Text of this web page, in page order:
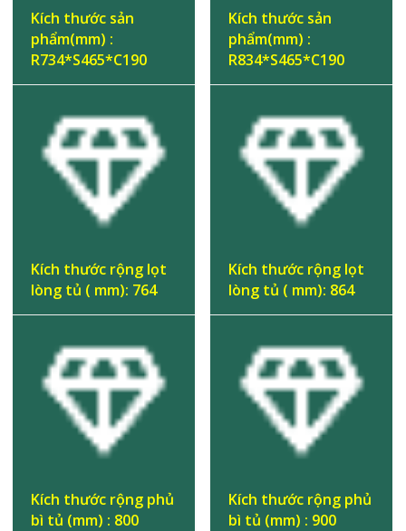
Kích thước sản
phẩm(mm) :
R734*S465*C190
Kích thước rộng lọt
lòng tủ ( mm): 764
Kích thước rộng phủ
bì tủ (mm) : 800
Kích thước sản
phẩm(mm) :
R834*S465*C190
Kích thước rộng lọt
lòng tủ ( mm): 864
Kích thước rộng phủ
bì tủ (mm) : 900